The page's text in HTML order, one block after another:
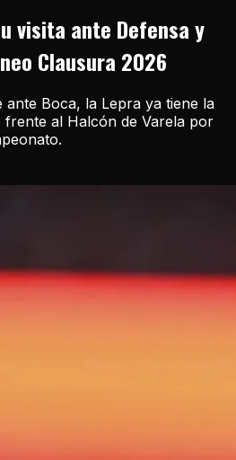
visita ante Defensa y
Clausura 2026
ante Boca, la Lepra ya tiene la
frente al Halcón de Varela por